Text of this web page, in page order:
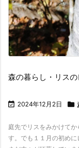
森の暮らし・リス
 2024年12月2日 
庭先でリスをみかけて
す。でも１１月の初め